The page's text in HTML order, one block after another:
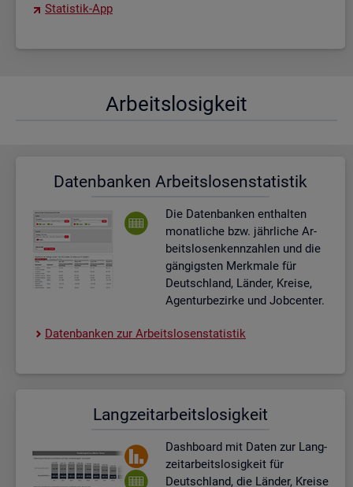
Sta­tis­tik-App
Ar­beits­lo­sig­keit
Da­ten­ban­ken Ar­beits­lo­sen­sta­tis­tik
Die Da­ten­ban­ken ent­hal­ten
mo­nat­li­che bzw. jähr­li­che Ar­
beits­lo­sen­kenn­zah­len und die
gän­gigs­ten Merk­ma­le für
Deutsch­land, Län­der, Krei­se,
Agen­tur­be­zir­ke und Job­cen­ter.
Da­ten­ban­ken zur Ar­beits­lo­sen­sta­tis­tik
Lang­zeit­ar­beits­lo­sig­keit
Dash­board mit Daten zur Lang­
zeit­ar­beits­lo­sig­keit für
Deutsch­land, die Län­der, Krei­se